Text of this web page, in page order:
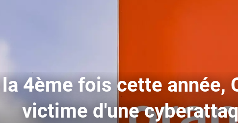
4ème fois cette année,
victime d'une